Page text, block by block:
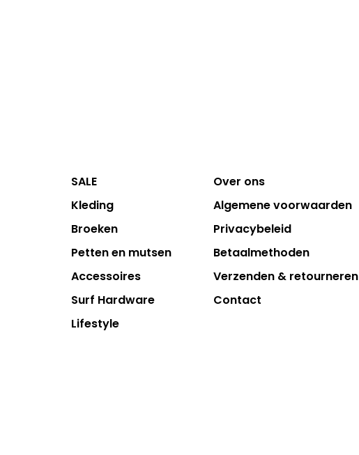
SALE
Kleding
Broeken
Petten en mutsen
Accessoires
Surf Hardware
Lifestyle
Over ons
Algemene voorwaarden
Privacybeleid
Betaalmethoden
Verzenden & retourneren
Contact